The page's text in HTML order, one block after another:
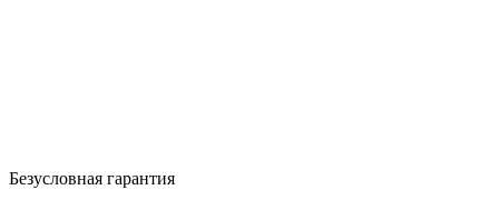
Безусловная гарантия